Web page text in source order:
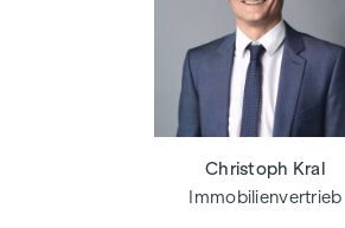
Christoph Kral
Immobilienvertrieb